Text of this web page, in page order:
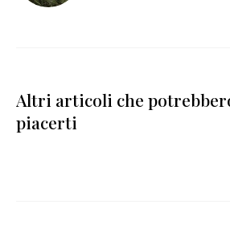
Altri articoli che
piacerti